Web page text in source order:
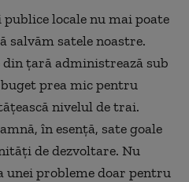
locale nu mai poate
salvăm satele noastre.
ţară administrează sub
prea mic pentru
nivelul de trai.
în esenţă, sate goale
de dezvoltare. Nu
unei probleme doar pentru